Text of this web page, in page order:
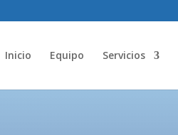
Inicio Equipo Servicios